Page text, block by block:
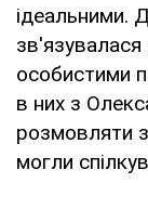
ідеальними.
особистими
в них з
розмовляти
могли